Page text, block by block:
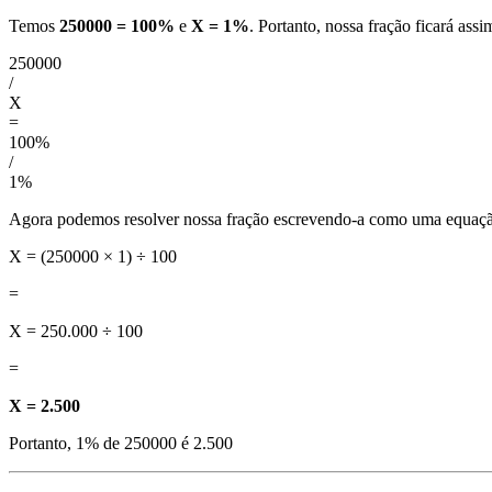
Temos 250000 = 100% e X = 1%. Portanto, nossa fração ficará
250000
/
X
=
100%
/
1%
Agora podemos resolver nossa fração escrevendo-a como uma
X = (250000 × 1) ÷ 100
=
X = 250.000 ÷ 100
=
X = 2.500
Portanto, 1% de 250000 é 2.500